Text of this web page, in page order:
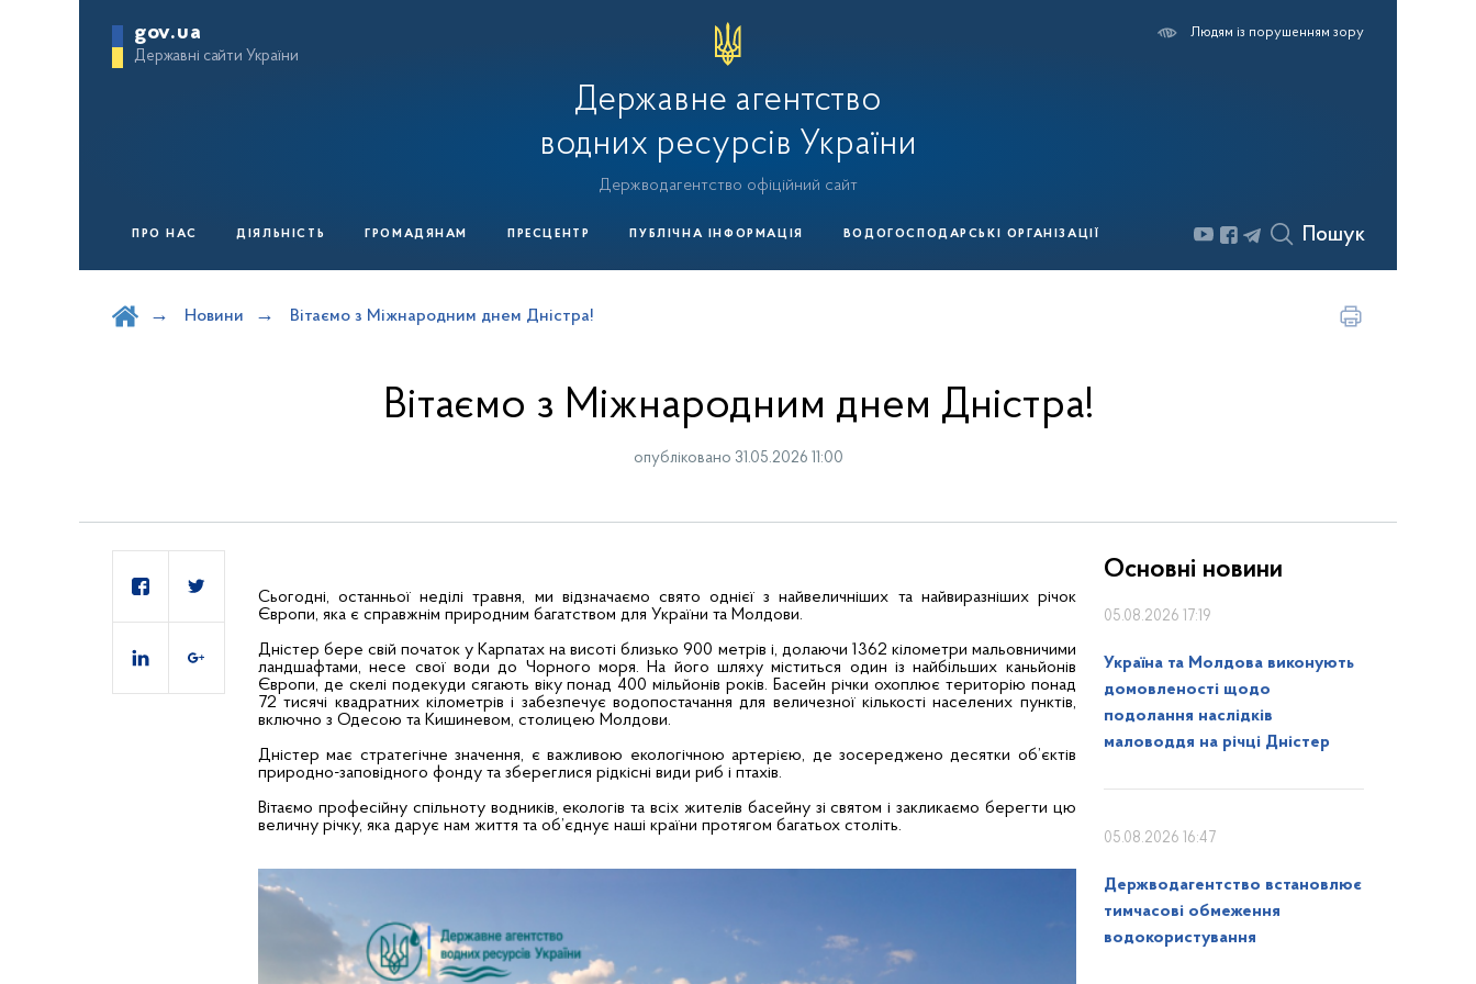
gov.ua
Державні сайти України
Державне агентство
водних ресурсів України
Держводагентство офіційний сайт
Людям із порушенням зору
ПРО НАС ДІЯЛЬНІСТЬ ГРОМАДЯНАМ ПРЕСЦЕНТР ПУБЛІЧНА ІНФОРМАЦІЯ ВОДОГОСПОДАРСЬКІ ОРГАНІЗАЦІЇ Пошук
Новини Вітаємо з Міжнародним днем Дністра!
Вітаємо з Міжнародним днем Дністра!
опубліковано 31.05.2026 11:00
Сьогодні, останньої неділі травня, ми відзначаємо свято однієї з найвеличніших та найвиразніших річок
Європи, яка є справжнім природним багатством для України та Молдови.
Дністер бере свій початок у Карпатах на висоті близько 900 метрів і, долаючи 1362 кілометри мальовничими
ландшафтами, несе свої води до Чорного моря. На його шляху міститься один із найбільших каньйонів
Європи, де скелі подекуди сягають віку понад 400 мільйонів років. Басейн річки охоплює територію понад
72 тисячі квадратних кілометрів і забезпечує водопостачання для величезної кількості населених пунктів,
включно з Одесою та Кишиневом, столицею Молдови.
Дністер має стратегічне значення, є важливою екологічною артерією, де зосереджено десятки об’єктів
природно-заповідного фонду та збереглися рідкісні види риб і птахів.
Вітаємо професійну спільноту водників, екологів та всіх жителів басейну зі святом і закликаємо берегти цю
величну річку, яка дарує нам життя та об’єднує наші країни протягом багатьох століть.
Основні новини
05.08.2026 17:19
Україна та Молдова виконують
домовленості щодо
подолання наслідків
маловоддя на річці Дністер
05.08.2026 16:47
Держводагентство встановлює
тимчасові обмеження
водокористування